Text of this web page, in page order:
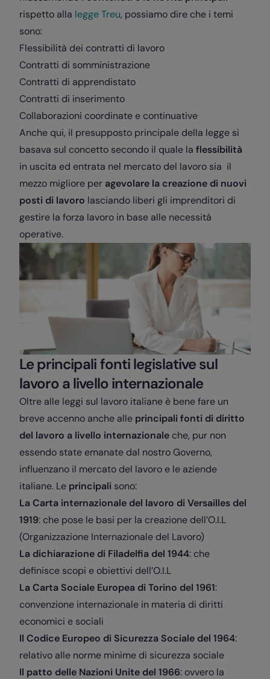
rispetto alla legge Treu, possiamo dire che i temi
sono:
Flessibilità dei contratti di lavoro
Contratti di somministrazione
Contratti di apprendistato
Contratti di inserimento
Collaborazioni coordinate e continuative
Anche qui, il presupposto principale della legge si
basava sul concetto secondo il quale la flessibilità
in uscita ed entrata nel mercato del lavoro sia il
mezzo migliore per agevolare la creazione di nuovi
posti di lavoro lasciando liberi gli imprenditori di
gestire la forza lavoro in base alle necessità
operative.
Le principali fonti legislative sul
lavoro a livello internazionale
Oltre alle leggi sul lavoro italiane è bene fare un
breve accenno anche alle principali fonti di diritto
del lavoro a livello internazionale che, pur non
essendo state emanate dal nostro Governo,
influenzano il mercato del lavoro e le aziende
italiane. Le principali sono:
La Carta internazionale del lavoro di Versailles del
1919: che pose le basi per la creazione dell’O.I.L
(Organizzazione Internazionale del Lavoro)
La dichiarazione di Filadelfia del 1944: che
definisce scopi e obiettivi dell’O.I.L
La Carta Sociale Europea di Torino del 1961:
convenzione internazionale in materia di diritti
economici e sociali
Il Codice Europeo di Sicurezza Sociale del 1964:
relativo alle norme minime di sicurezza sociale
Il patto delle Nazioni Unite del 1966: ovvero la